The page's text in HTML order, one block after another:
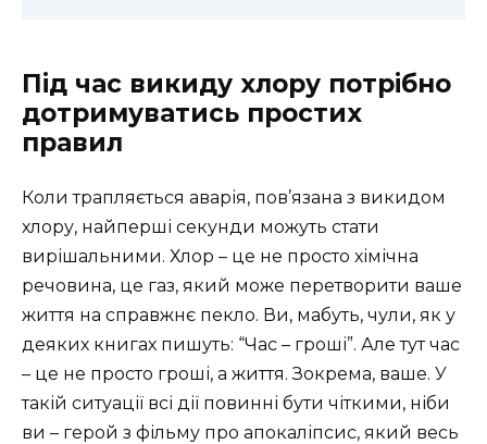
Під час викиду хлору потрібно
дотримуватись простих
правил
Коли трапляється аварія, пов’язана з викидом
хлору, найперші секунди можуть стати
вирішальними. Хлор – це не просто хімічна
речовина, це газ, який може перетворити ваше
життя на справжнє пекло. Ви, мабуть, чули, як у
деяких книгах пишуть: “Час – гроші”. Але тут час
– це не просто гроші, а життя. Зокрема, ваше. У
такій ситуації всі дії повинні бути чіткими, ніби
ви – герой з фільму про апокаліпсис, який весь